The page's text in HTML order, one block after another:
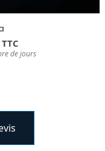
TTC
de jours